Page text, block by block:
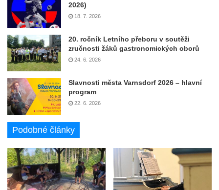
2026)
18. 7. 2026
20. ročník Letního přeboru v soutěži
zručnosti žáků gastronomických oborů
24. 6. 2026
Slavnosti města Varnsdorf 2026 – hlavní
program
22. 6. 2026
Podobné články